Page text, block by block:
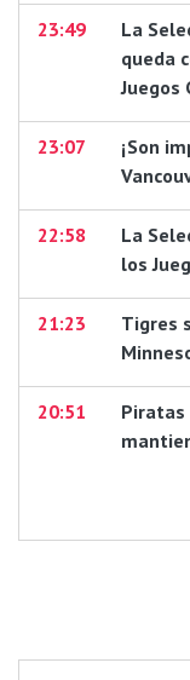
23:49
La
queda
Juegos
23:07
¡Son
22:58
La
los
21:23
Tigres
20:51
Piratas